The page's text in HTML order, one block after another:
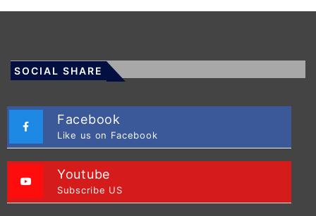
SOCIAL SHARE
Facebook
Like us on Facebook
Youtube
Subscribe US